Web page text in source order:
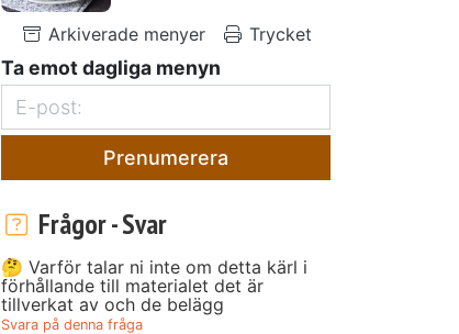
Arkiverade menyer Trycket
Ta emot dagliga menyn
Prenumerera
Frågor - Svar
🤔 Varför talar ni inte om detta kärl i
förhållande till materialet det är
tillverkat av och de belägg
Svara på denna fråga